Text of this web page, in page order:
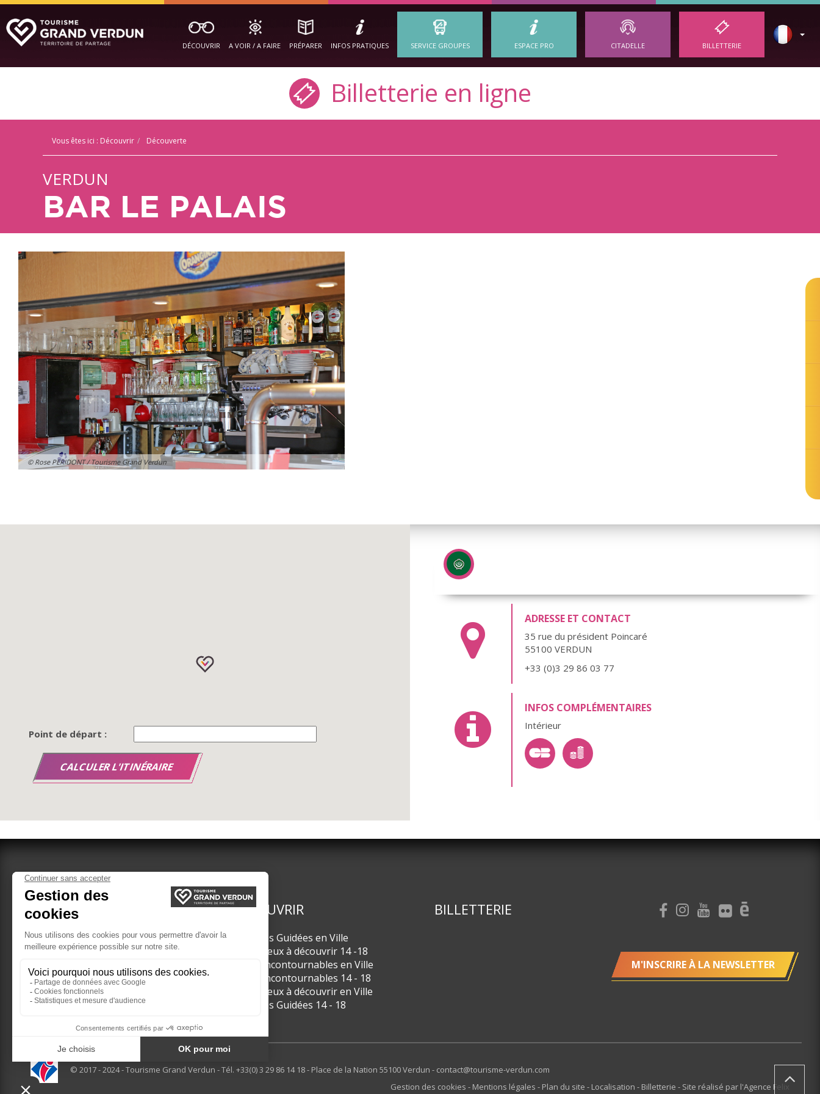
DÉCOUVRIR A VOIR / A FAIRE PRÉPARER INFOS PRATIQUES SERVICE GROUPES ESPACE PRO CITADELLE BILLETTERIE
Billetterie en ligne
Vous êtes ici : Découvrir Découverte
VERDUN
BAR LE PALAIS
© Rose PERIDONT / Tourisme Grand Verdun
Point de départ :
ADRESSE ET CONTACT
35 rue du président Poincaré
55100 VERDUN
+33 (0)3 29 86 03 77
INFOS COMPLÉMENTAIRES
Intérieur
VERDUN TOURISME
Groupes scolaires
Nos guides
Brochures Groupes
DÉCOUVRIR
Visites Guidées en Ville
Les lieux à découvrir 14 -18
Les incontournables en Ville
Les incontournables 14 - 18
Les lieux à découvrir en Ville
Visites Guidées 14 - 18
BILLETTERIE
M'INSCRIRE À LA NEWSLETTER
© 2017 - 2024 - Tourisme Grand Verdun - Tél. +33(0) 3 29 86 14 18 - Place de la Nation 55100 Verdun - contact@tourisme-verdun.com
Gestion des cookies
Mentions légales Plan du site Localisation Billetterie Site réalisé par l'Agence Felix